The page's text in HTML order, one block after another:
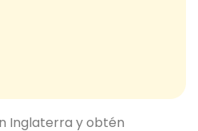
Inglaterra y obtén